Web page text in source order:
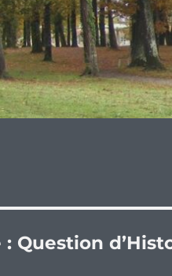
: Question